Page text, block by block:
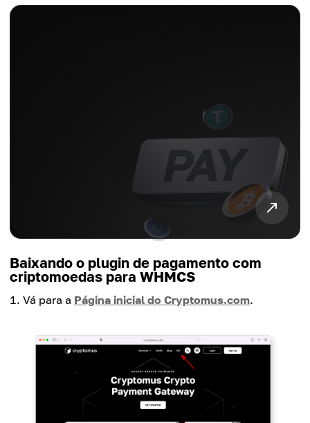
Baixando o plugin de pagamento com
criptomoedas para WHMCS
Vá para a Página inicial do Cryptomus.com.